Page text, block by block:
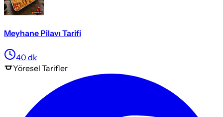
Meyhane Pilavı Tarifi
40 dk
Yöresel Tarifler